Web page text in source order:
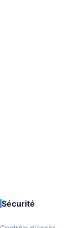
Sécurité